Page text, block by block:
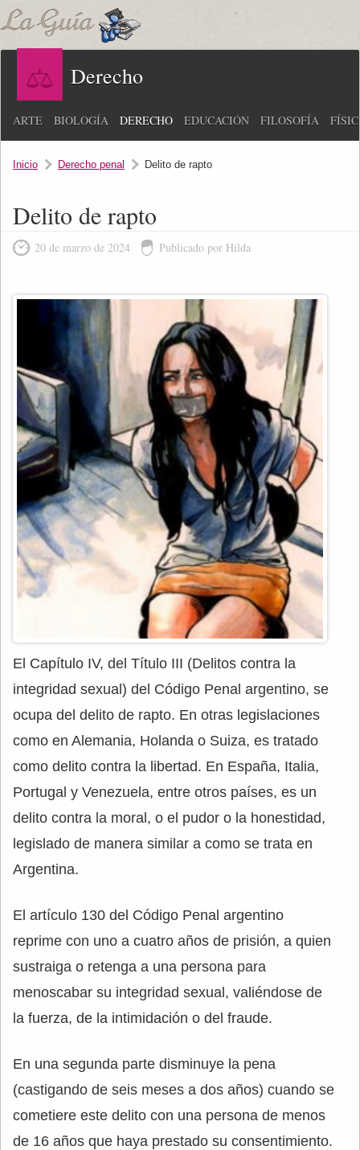
Derecho
ARTE BIOLOGÍA DERECHO EDUCACIÓN FILOSOFÍA
Inicio Derecho penal Delito de rapto
Delito de rapto
20 de marzo de 2024 Publicado por Hilda
El Capítulo IV, del Título III (Delitos contra la
integridad sexual) del Código Penal argentino, se
ocupa del delito de rapto. En otras legislaciones
como en Alemania, Holanda o Suiza, es tratado
como delito contra la libertad. En España, Italia,
Portugal y Venezuela, entre otros países, es un
delito contra la moral, o el pudor o la honestidad,
legislado de manera similar a como se trata en
Argentina.
El artículo 130 del Código Penal argentino
reprime con uno a cuatro años de prisión, a quien
sustraiga o retenga a una persona para
menoscabar su integridad sexual, valiéndose de
la fuerza, de la intimidación o del fraude.
En una segunda parte disminuye la pena
(castigando de seis meses a dos años) cuando se
cometiere este delito con una persona de menos
de 16 años que haya prestado su consentimiento.